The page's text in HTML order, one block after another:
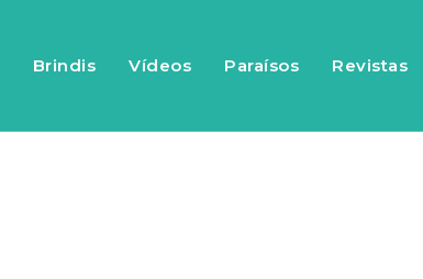
Brindis Vídeos Paraísos Revistas